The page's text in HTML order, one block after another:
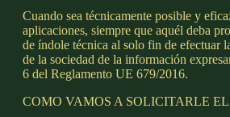
Cuando sea técnicamente posible y
aplicaciones, siempre que aquél deba
de índole técnica al solo fin de efectuar
de la sociedad de la información
6 del Reglamento UE 679/2016.
COMO VAMOS A SOLICITARLE